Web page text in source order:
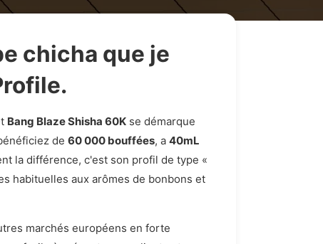
chicha que je
Bang Blaze Shisha 60K se démarque
de 60 000 bouffées, a 40mL
la différence, c'est son profil de type «
habituelles aux arômes de bonbons et
marchés européens en forte